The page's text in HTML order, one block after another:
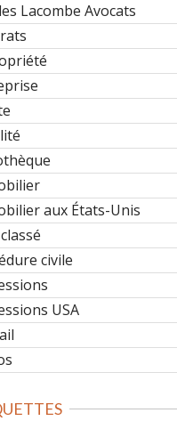
Lacombe Avocats
aux États-Unis
civile
USA